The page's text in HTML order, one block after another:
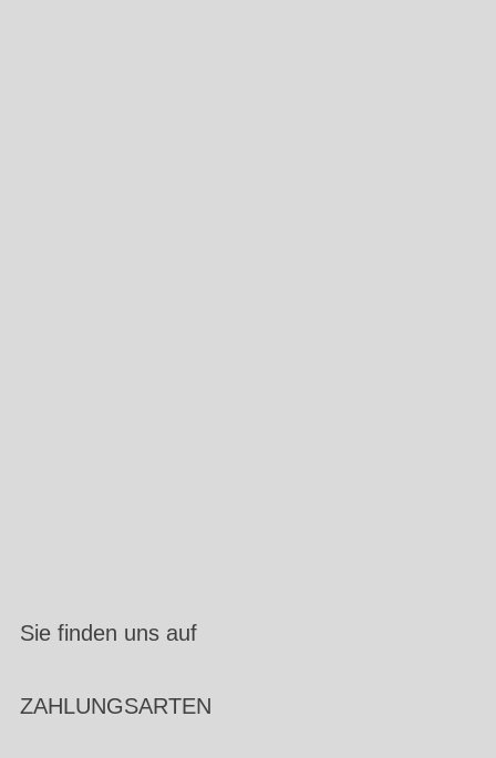
Sie finden uns auf
ZAHLUNGSARTEN